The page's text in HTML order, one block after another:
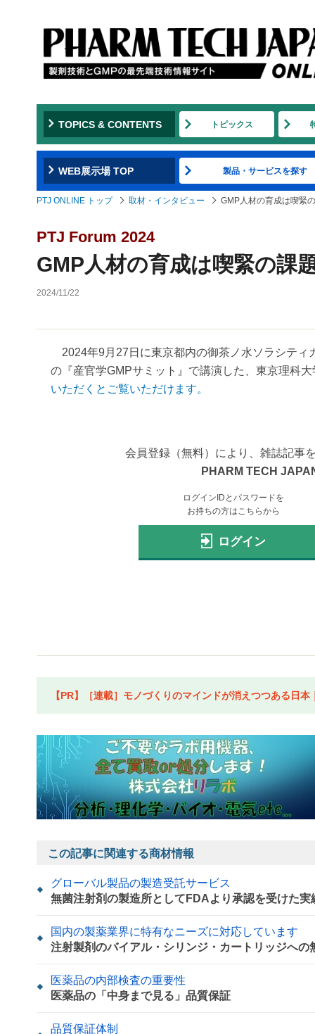
TOPICS & CONTENTS トピックス
WEB展示場 TOP 製品・サービスを探す
PTJ ONLINE トップ 取材・インタビュー GMP人材の育成は喫緊
PTJ Forum 2024
GMP人材の育成は喫緊の
2024/11/22
2024年9月27日に東京都内の御茶ノ水ソラシティ
の『産官学GMPサミット』で講演した、東京理科
いただくとご覧いただけます。
会員登録（無料）により、雑誌記事
PHARM TECH
ログインIDとパスワードを
お持ちの方はこちらから
ログイン
【PR】［連載］モノづくりのマインドが消えつつある日
この記事に関連する商材情報
グローバル製品の製造受託サービス
無菌注射剤の製造所としてFDAより承認を受けた
国内の製薬業界に特有なニーズに対応しています
注射製剤のバイアル・シリンジ・カートリッジへ
医薬品の内部検査の重要性
医薬品の「中身まで見る」品質保証
品質保証体制